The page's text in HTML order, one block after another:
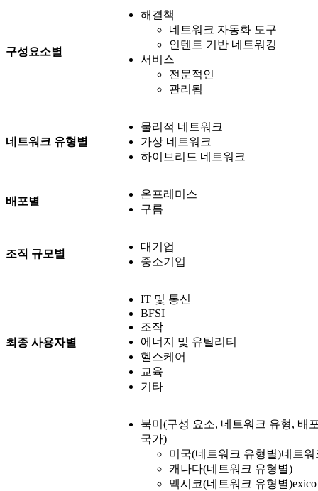
구성요소별
해결책
네트워크 자동화 도구
인텐트 기반 네트워킹
서비스
전문적인
관리됨
네트워크 유형별
물리적 네트워크
가상 네트워크
하이브리드 네트워크
배포별
온프레미스
구름
조직 규모별
대기업
중소기업
최종 사용자별
IT 및 통신
BFSI
조작
에너지 및 유틸리티
헬스케어
교육
기타
북미(구성 요소, 네트워크 유형, 배
국가)
미국(네트워크 유형별)네트
캐나다(네트워크 유형별)
멕시코(네트워크 유형별)exico